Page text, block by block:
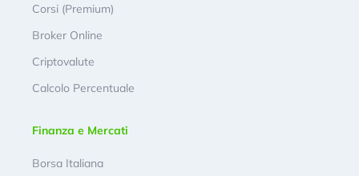
Corsi (Premium)
Broker Online
Criptovalute
Calcolo Percentuale
Finanza e Mercati
Borsa Italiana